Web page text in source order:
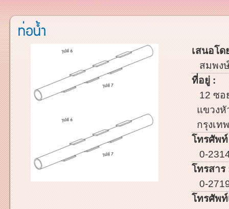
เสนอโด
สมพง
ที่อยู่ :
12 ซอ
แขวงหั
กรุงเท
โทรศัพ
0-
โทรสาร
0-
โทรศัพ